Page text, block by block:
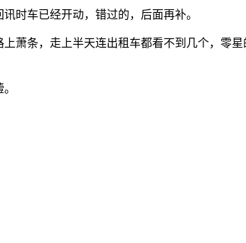
时车已经开动，错过的，后面再补。
萧条，走上半天连出租车都看不到几个，零